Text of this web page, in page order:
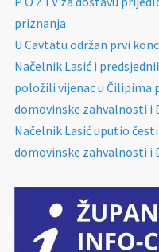
priznanja
U Cavtatu održan prvi
Načelnik Lasić i
položili vijenac u Čilipima
domovinske zahvalnosti i
Načelnik Lasić uputio
domovinske zahvalnosti i